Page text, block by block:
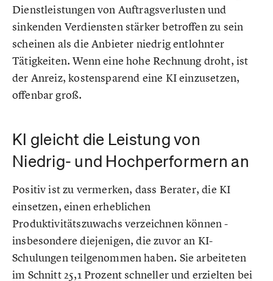
Dienstleistungen von Auftragsverlusten und
sinkenden Verdiensten stärker betroffen zu sein
scheinen als die Anbieter niedrig entlohnter
Tätigkeiten. Wenn eine hohe Rechnung droht, ist
der Anreiz, kostensparend eine KI einzusetzen,
offenbar groß.
KI gleicht die Leistung von
Niedrig- und Hochperformern an
Positiv ist zu vermerken, dass Berater, die KI
einsetzen, einen erheblichen
Produktivitätszuwachs verzeichnen können -
insbesondere diejenigen, die zuvor an KI-
Schulungen teilgenommen haben. Sie arbeiteten
im Schnitt 25,1 Prozent schneller und erzielten bei